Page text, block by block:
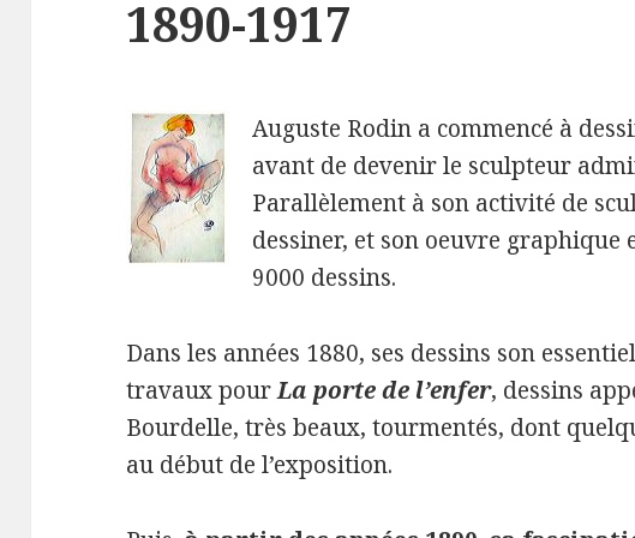
1890-1917
Auguste Rodin a commencé à
avant de devenir le sculpteur
Parallèlement à son activité de
dessiner, et son oeuvre graphique
9000 dessins.
Dans les années 1880, ses dessins son
travaux pourLa porte de l’enfer, dessins
Bourdelle, très beaux, tourmentés, dont
au début de l’exposition.